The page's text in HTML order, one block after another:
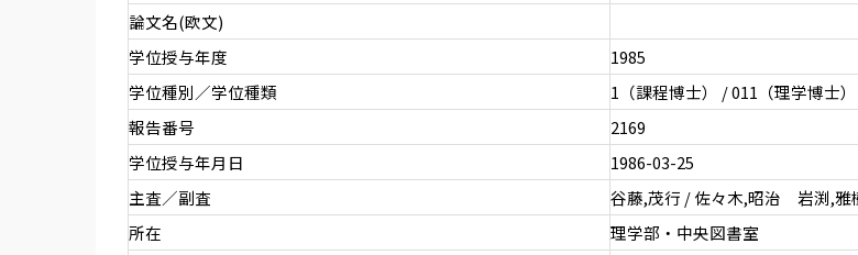
論文名(欧文)
学位授与年度
1985
学位種別／学位種類
1（課程博士） / 011（理学博士）
報告番号
2169
学位授与年月日
1986-03-25
主査／副査
谷藤,茂行 / 佐々木,昭治 岩渕,雅
所在
理学部・中央図書室